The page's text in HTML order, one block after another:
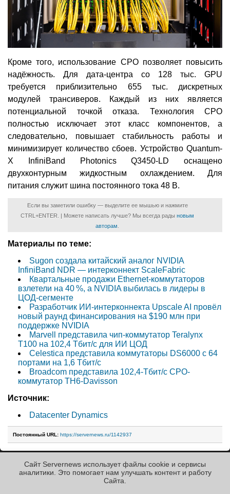
Кроме того, использование CPO позволяет повысить
надёжность. Для дата-центра со 128 тыс. GPU
требуется приблизительно 655 тыс. дискретных
модулей трансиверов. Каждый из них является
потенциальной точкой отказа. Технология CPO
полностью исключает этот класс компонентов, а
следовательно, повышает стабильность работы и
минимизирует количество сбоев. Устройство Quantum-
X InfiniBand Photonics Q3450-LD оснащено
двухконтурным жидкостным охлаждением. Для
питания служит шина постоянного тока 48 В.
Если вы заметили ошибку — выделите ее мышью и нажмите
CTRL+ENTER. | Можете написать лучше? Мы всегда рады новым
авторам
Материалы по теме:
Sugon создала китайский аналог NVIDIA
InfiniBand NDR — интерконнект ScaleFabric
Квартальные продажи Ethernet-коммутаторов
взлетели на 40 %, а NVIDIA выбилась в лидеры в
ЦОД-сегменте
Разработчик ИИ-интерконнекта Upscale AI провёл
новый раунд финансирования на $190 млн при
поддержке NVIDIA
Marvell представила чип-коммутатор Teralynx
T100 на 102,4 Тбит/с для ИИ ЦОД
Celestica представила коммутаторы DS6000 c 64
портами на 1,6 Тбит/с
Broadcom представила 102,4-Тбит/с СРО-
коммутатор TH6-Davisson
Источник:
Datacenter Dynamics
Постоянный URL: https://servernews.ru/1142937
« Назад к ленте
Сайт Servernews использует файлы cookie и сервисы
аналитики. Это помогает нам улучшать контент и работу
Cайта.